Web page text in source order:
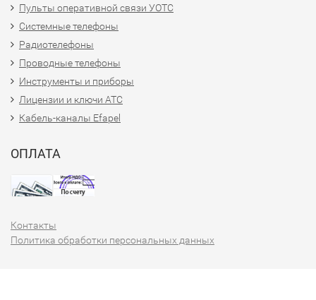
Пульты оперативной связи УОТС
Системные телефоны
Радиотелефоны
Проводные телефоны
Инструменты и приборы
Лицензии и ключи АТС
Кабель-каналы Efapel
ОПЛАТА
Контакты
Политика обработки персональных данных